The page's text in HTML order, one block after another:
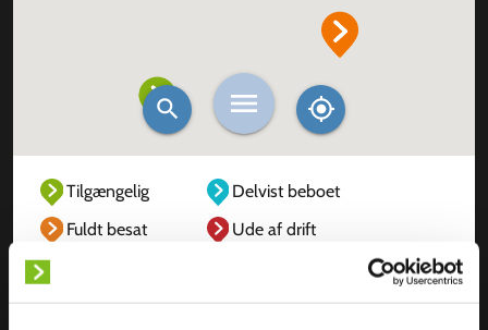
Tilgængelig
Delvist beboet
Fuldt besat
Ude af drift